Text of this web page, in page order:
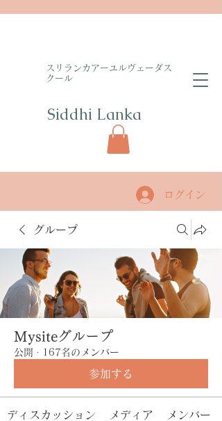
​スリランカアーユルヴェーダス
クール
Siddhi Lanka​
ログイン
グループ
Mysiteグループ
公開 · 167名のメンバー
参加する
ディスカッション メディア メンバー